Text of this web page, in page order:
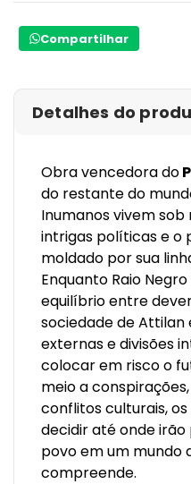
Compartilhar
Detalhes do
Obra vencedora do
do restante do
Inumanos vivem
intrigas políticas e o
moldado por sua
Enquanto Raio
equilíbrio entre
sociedade de
externas e divisões
colocar em risco o
meio a
conflitos culturais,
decidir até onde
povo em um mundo
compreende.